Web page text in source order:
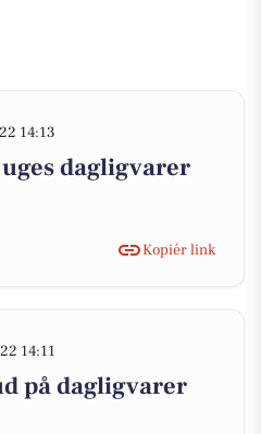
14:13
dagligvarer
Kopiér link
14:11
på dagligvarer